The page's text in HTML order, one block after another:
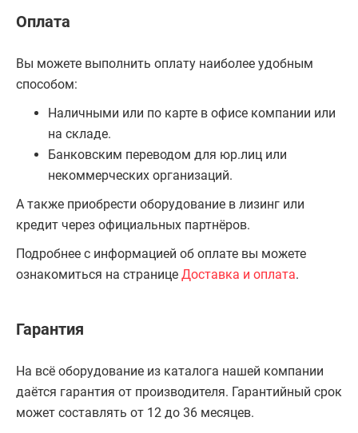
Оплата
Вы можете выполнить оплату наиболее удобным
способом:
Наличными или по карте в офисе компании или
на складе.
Банковским переводом для юр.лиц или
некоммерческих организаций.
А также приобрести оборудование в лизинг или
кредит через официальных партнёров.
Подробнее с информацией об оплате вы можете
ознакомиться на странице Доставка и оплата.
Гарантия
На всё оборудование из каталога нашей компании
даётся гарантия от производителя. Гарантийный срок
может составлять от 12 до 36 месяцев.